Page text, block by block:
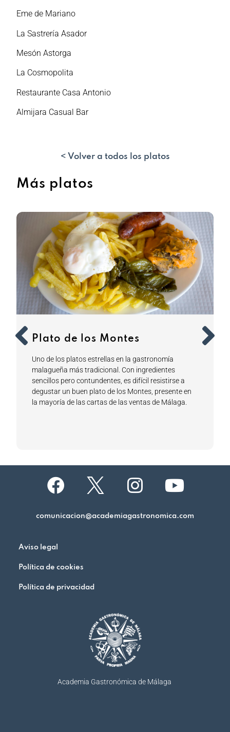
Eme de Mariano
La Sastrería Asador
Mesón Astorga
La Cosmopolita
Restaurante Casa Antonio
Almijara Casual Bar
< Volver a todos los platos
Más platos
Plato de los Montes
Uno de los platos estrellas en la gastronomía
malagueña más tradicional. Con ingredientes
sencillos pero contundentes, es difícil resistirse a
degustar un buen plato de los Montes, presente en
la mayoría de las cartas de las ventas de Málaga.
comunicacion@academiagastronomica.com
Aviso legal
Política de cookies
Política de privacidad
Academia Gastronómica de Málaga